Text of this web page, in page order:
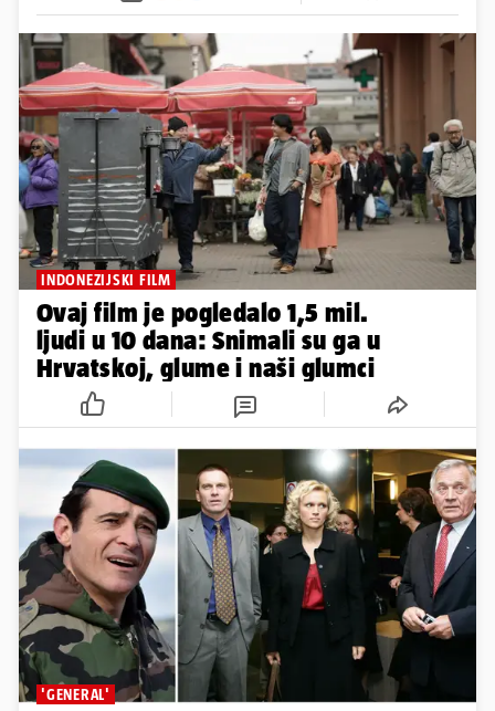
INDONEZIJSKI FILM
Ovaj film je pogledalo 1,5 mil.
ljudi u 10 dana: Snimali su ga u
Hrvatskoj, glume i naši glumci
'GENERAL'